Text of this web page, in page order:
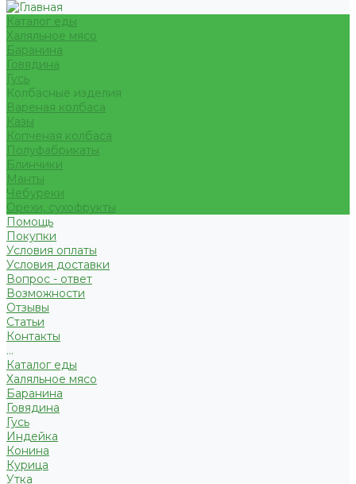
Каталог еды
Халяльное мясо
Баранина
Говядина
Гусь
Колбасные изделия
Вареная колбаса
Казы
Копченая колбаса
Полуфабрикаты
Блинчики
Манты
Чебуреки
Орехи, сухофрукты
Помощь
Покупки
Условия оплаты
Условия доставки
Вопрос - ответ
Возможности
Отзывы
Статьи
Контакты
...
Каталог еды
Халяльное мясо
Баранина
Говядина
Гусь
Индейка
Конина
Курица
Утка